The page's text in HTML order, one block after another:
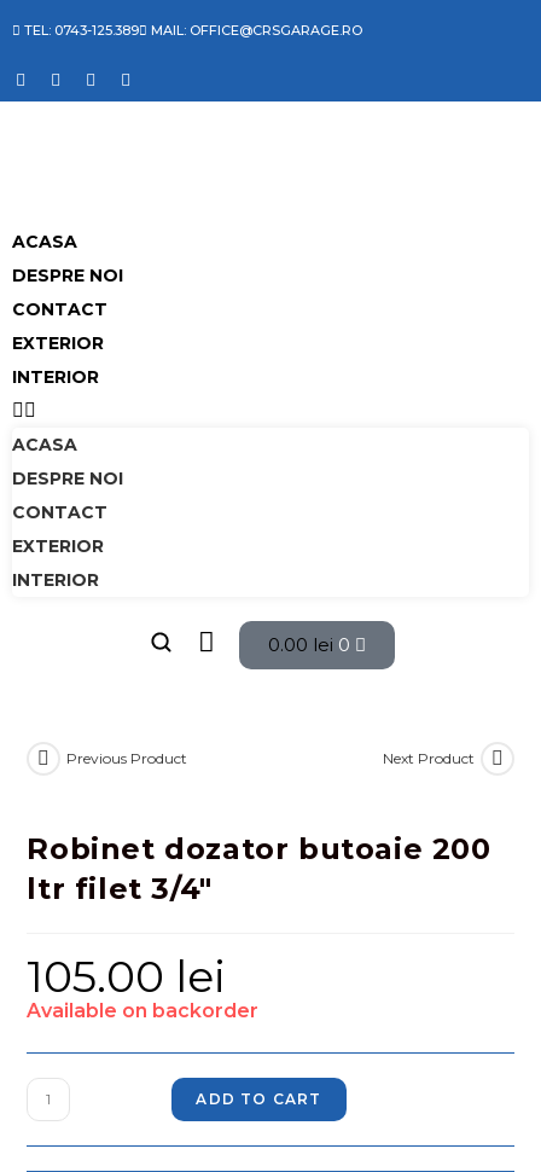
TEL: 0743-125.389 MAIL: OFFICE@CRSGARAGE.RO
ACASA
DESPRE NOI
CONTACT
EXTERIOR
INTERIOR
ACASA
DESPRE NOI
CONTACT
EXTERIOR
INTERIOR
0.00 lei 0
Previous Product Next Product
Robinet dozator butoaie 200
ltr filet 3/4″
105.00 lei
Available on backorder
ADD TO CART